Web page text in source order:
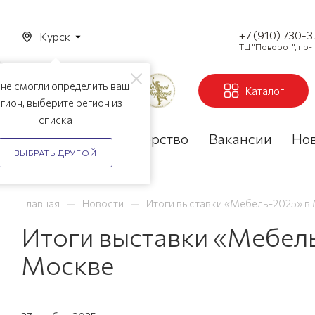
Курск
смогли определить ваш
выберите регион из
списка
ВЫБРАТЬ ДРУГОЙ
+7 (910) 730-
ТЦ "Поворот", пр-
Каталог
Акции Партнерство Вакансии
Главная — Новости — Итоги выставки «Мебель-2025»
Итоги выставки
Москве